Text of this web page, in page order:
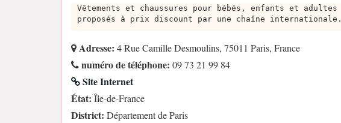
Vêtements et chaussures pour bébés, enfants et adultes
proposés à prix discount par une chaîne internationale.
Adresse: 4 Rue Camille Desmoulins, 75011 Paris, France
numéro de téléphone: 09 73 21 99 84
Site Internet
État: Île-de-France
District: Département de Paris